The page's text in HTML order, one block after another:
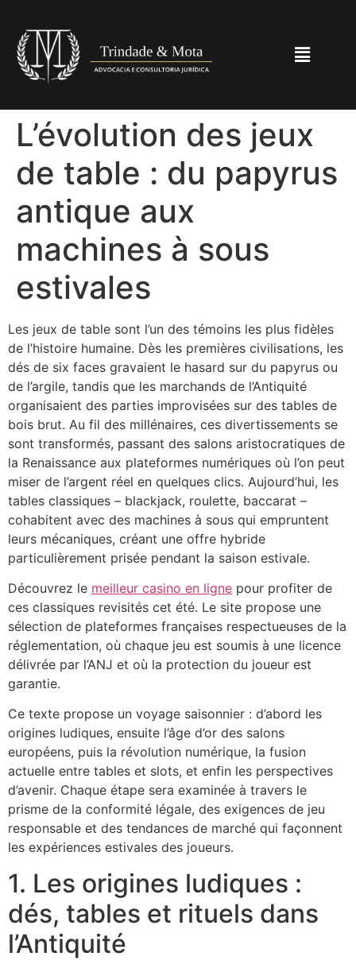
L’évolution des jeux
de table : du papyrus
antique aux
machines à sous
estivales
Les jeux de table sont l’un des témoins les plus fidèles
de l’histoire humaine. Dès les premières civilisations, les
dés de six faces gravaient le hasard sur du papyrus ou
de l’argile, tandis que les marchands de l’Antiquité
organisaient des parties improvisées sur des tables de
bois brut. Au fil des millénaires, ces divertissements se
sont transformés, passant des salons aristocratiques de
la Renaissance aux plateformes numériques où l’on peut
miser de l’argent réel en quelques clics. Aujourd’hui, les
tables classiques – blackjack, roulette, baccarat –
cohabitent avec des machines à sous qui empruntent
leurs mécaniques, créant une offre hybride
particulièrement prisée pendant la saison estivale.
Découvrez le meilleur casino en ligne pour profiter de
ces classiques revisités cet été. Le site propose une
sélection de plateformes françaises respectueuses de la
réglementation, où chaque jeu est soumis à une licence
délivrée par l’ANJ et où la protection du joueur est
garantie.
Ce texte propose un voyage saisonnier : d’abord les
origines ludiques, ensuite l’âge d’or des salons
européens, puis la révolution numérique, la fusion
actuelle entre tables et slots, et enfin les perspectives
d’avenir. Chaque étape sera examinée à travers le
prisme de la conformité légale, des exigences de jeu
responsable et des tendances de marché qui façonnent
les expériences estivales des joueurs.
1. Les origines ludiques :
dés, tables et rituels dans
l’Antiquité